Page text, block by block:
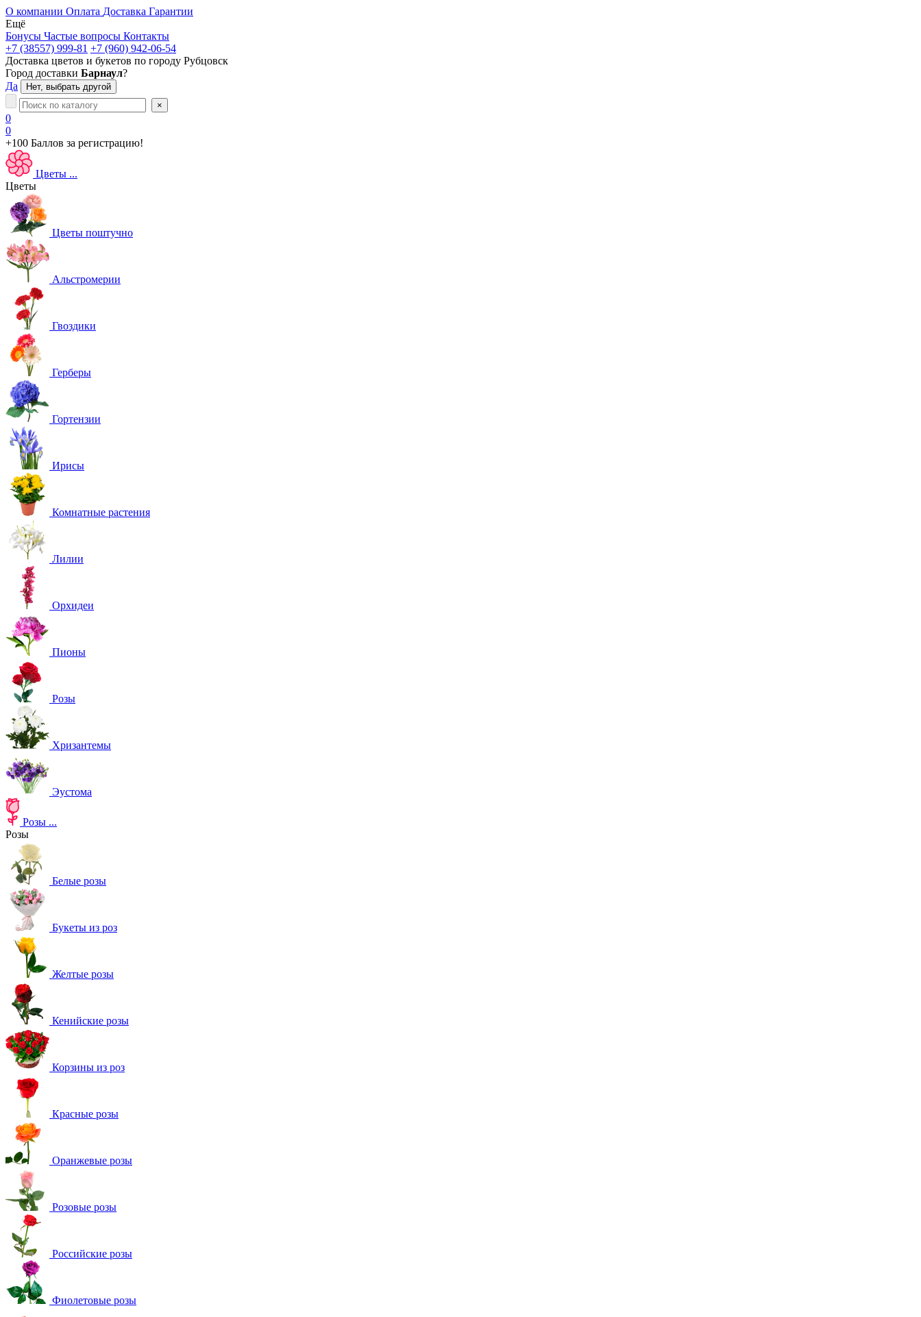
О компании Оплата Доставка Гарантии
Ещё
Бонусы Частые вопросы Контакты
+7 (38557) 999-81 +7 (960) 942-06-54
Доставка цветов и букетов по городу Рубцовск
Город доставки Барнаул?
Да
Нет, выбрать другой
×
0
0
+100 Баллов за регистрацию!
Цветы ...
Цветы
Цветы поштучно
Альстромерии
Гвоздики
Герберы
Гортензии
Ирисы
Комнатные растения
Лилии
Орхидеи
Пионы
Розы
Хризантемы
Эустома
Розы ...
Розы
Белые розы
Букеты из роз
Желтые розы
Кенийские розы
Корзины из роз
Красные розы
Оранжевые розы
Розовые розы
Российские розы
Фиолетовые розы